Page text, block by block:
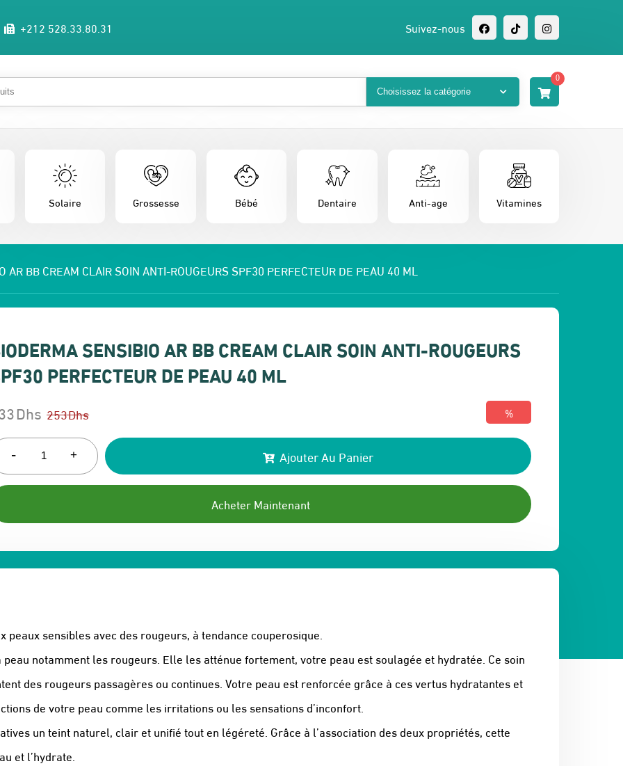
+212 528.33.80.31 Suivez-nous
0
Solaire Grossesse Bébé Dentaire Anti-age Vitamines
AR BB CREAM CLAIR SOIN ANTI-ROUGEURS SPF30 PERFECTEUR DE PEAU 40 ML
SENSIBIO AR BB CREAM CLAIR SOIN ANTI-ROUGEURS
PERFECTEUR DE PEAU 40 ML
253Dhs
Le
:
Dhs.
Dhs
Le
:
Dhs.
%
- + Ajouter Au Panier
Acheter Maintenant
peaux sensibles avec des rougeurs, à tendance couperosique.
notamment les rougeurs. Elle les atténue fortement, votre peau est soulagée et hydratée. Ce soin
des rougeurs passagères ou continues. Votre peau est renforcée grâce à ces vertus hydratantes et
de votre peau comme les irritations ou les sensations d’inconfort.
un teint naturel, clair et unifié tout en légéreté. Grâce à l’association des deux propriétés, cette
et l’hydrate.